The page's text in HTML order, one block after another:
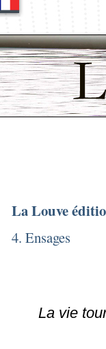
La Louve
4. Ensages
La vie